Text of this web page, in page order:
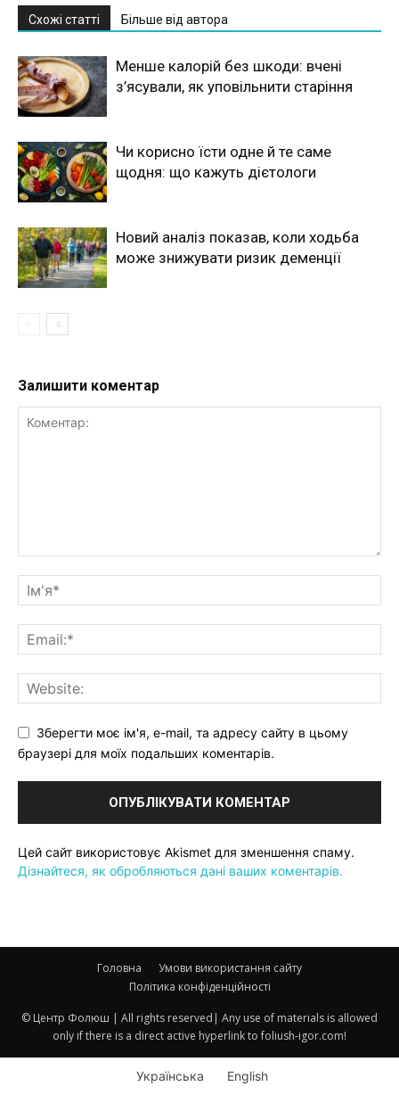
Схожі статті Більше від автора
Менше калорій без шкоди: вчені
з’ясували, як уповільнити старіння
Чи корисно їсти одне й те саме
щодня: що кажуть дієтологи
Новий аналіз показав, коли ходьба
може знижувати ризик деменції
Залишити коментар
Зберегти моє ім'я, e-mail, та адресу сайту в цьому
браузері для моїх подальших коментарів.
Цей сайт використовує Akismet для зменшення спаму.
Дізнайтеся, як обробляються дані ваших коментарів.
Головна
Умови використання сайту
Політика конфіденційності
© Центр Фолюш | All rights reserved| Any use of materials is allowed
only if there is a direct active hyperlink to foliush-igor.com!
Українська English